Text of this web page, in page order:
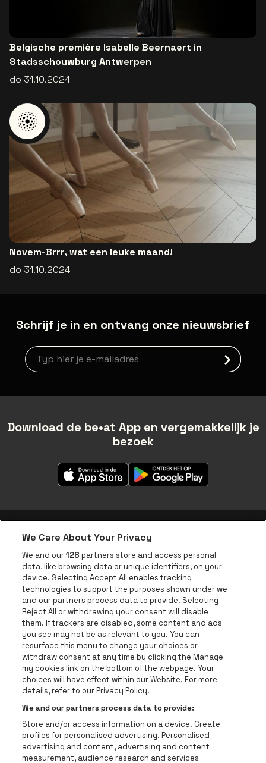
Belgische première Isabelle Beernaert in
Stadsschouwburg Antwerpen
do 31.10.2024
Novem-Brrr, wat een leuke maand!
do 31.10.2024
Schrijf je in en ontvang onze nieuwsbrief
Nieuwsbrief aanmelding
Download de be•at App en vergemakkelijk je
bezoek
be•at app
be•at Corporate
be•at Business
Groepen
Helpcenter
Contact
Instagram
Facebook
Threads
TiktokYoutube
Be•at Tickets is een deel van be•at
be•at Tickets
Schijnpoortweg 119, 2170 Antwerpen
Be-At Venues
Schijnpoortweg 119, 2170 Antwerpen
BTW (BE) 0461.051.688 - RPR Antwerpen
We Care About Your Privacy
We and our128 partners store and access personal
data, like browsing data or unique identifiers, on your
device. Selecting Accept All enables tracking
technologies to support the purposes shown under we
and our partners process data to provide. Selecting
Reject All or withdrawing your consent will disable
them. If trackers are disabled, some content and ads
you see may not be as relevant to you. You can
resurface this menu to change your choices or
withdraw consent at any time by clicking the Manage
my cookies link on the bottom of the webpage. Your
choices will have effect within our Website. For more
details, refer to our Privacy Policy.
We and our partners process data to provide:
Store and/or access information on a device. Create
profiles for personalised advertising. Personalised
advertising and content, advertising and content
measurement, audience research and services